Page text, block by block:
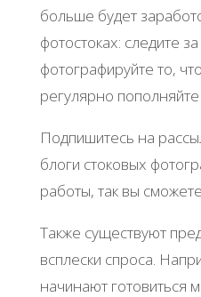
больше будет
фотостоках: следите
фотографируйте то,
регулярно
Подпишитесь на
блоги стоковых
работы, так вы
Также существуют
всплески спроса.
начинают готовиться